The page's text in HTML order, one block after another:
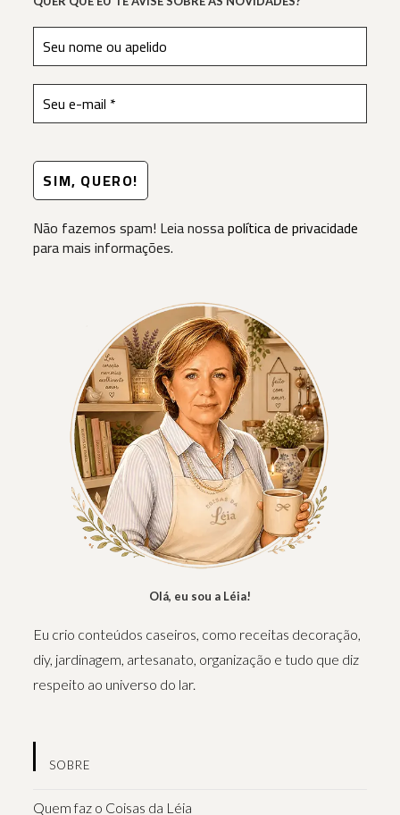
Não fazemos spam! Leia nossapolítica de privacidade
para mais informações.
Olá, eu sou a Léia!
Eu crio conteúdos caseiros, como receitas decoração,
diy, jardinagem, artesanato, organização e tudo que diz
respeito ao universo do lar.
SOBRE
Quem faz o Coisas da Léia